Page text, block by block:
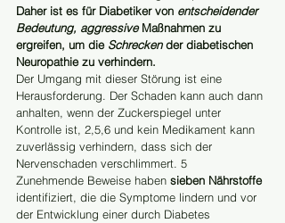
Daher ist es für Diabetiker von entscheidender
Bedeutung, aggressive Maßnahmen zu
ergreifen, um die Schrecken der diabetischen
Neuropathie zu verhindern.
Der Umgang mit dieser Störung ist eine
Herausforderung. Der Schaden kann auch dann
anhalten, wenn der Zuckerspiegel unter
Kontrolle ist, 2,5,6 und kein Medikament kann
zuverlässig verhindern, dass sich der
Nervenschaden verschlimmert. 5
Zunehmende Beweise haben sieben Nährstoffe
identifiziert, die die Symptome lindern und vor
der Entwicklung einer durch Diabetes